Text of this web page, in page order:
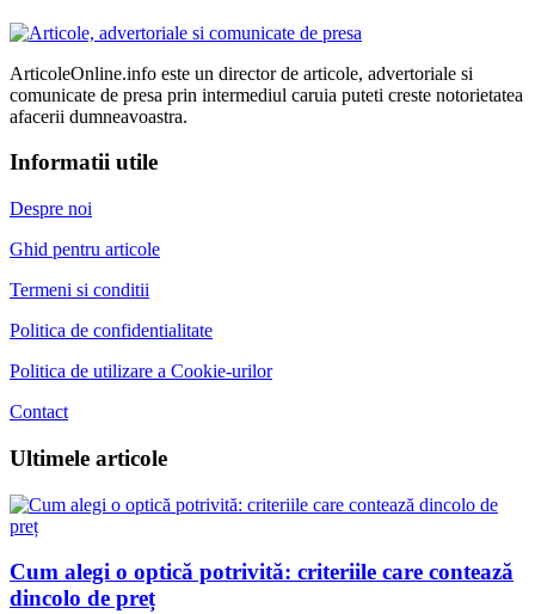
ArticoleOnline.info este un director de articole, advertoriale si
comunicate de presa prin intermediul caruia puteti creste notorietatea
afacerii dumneavoastra.
Informatii utile
Despre noi
Ghid pentru articole
Termeni si conditii
Politica de confidentialitate
Politica de utilizare a Cookie-urilor
Contact
Ultimele articole
Cum alegi o optică potrivită: criteriile care contează
dincolo de preț